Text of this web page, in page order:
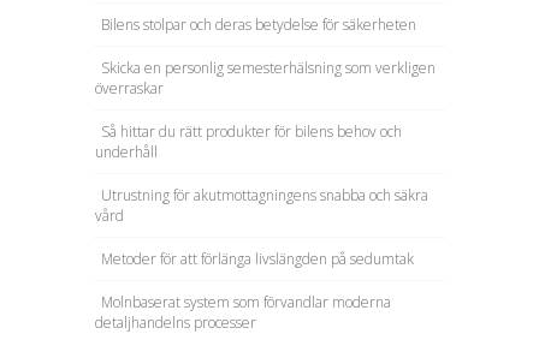
Bilens stolpar och deras betydelse för säkerheten
Skicka en personlig semesterhälsning som verkligen
överraskar
Så hittar du rätt produkter för bilens behov och
underhåll
Utrustning för akutmottagningens snabba och säkra
vård
Metoder för att förlänga livslängden på sedumtak
Molnbaserat system som förvandlar moderna
detaljhandelns processer